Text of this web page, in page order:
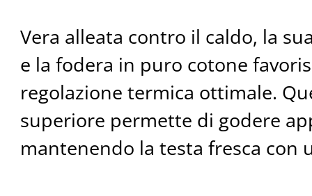
Vera alleata contro il caldo, la
e la fodera in puro cotone
regolazione termica ottimale.
superiore permette di godere
mantenendo la testa fresca con